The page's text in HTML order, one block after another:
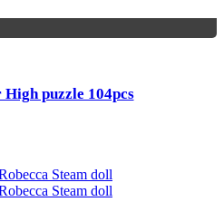
puzzle 104pcs